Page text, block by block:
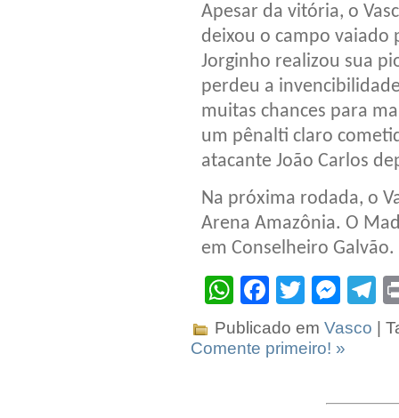
Apesar da vitória, o
deixou o campo
Jorginho realizou sua
perdeu a
muitas chances para
um pênalti claro
atacante João Carlos
Na próxima rodada, o
Arena Amazônia. O
em Conselheiro Galvão.
WhatsApp
Facebook
Twitter
Publicado em Vasco |
Comente primeiro! »